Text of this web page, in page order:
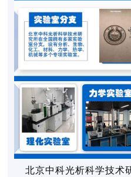
北京中科光析科学技术